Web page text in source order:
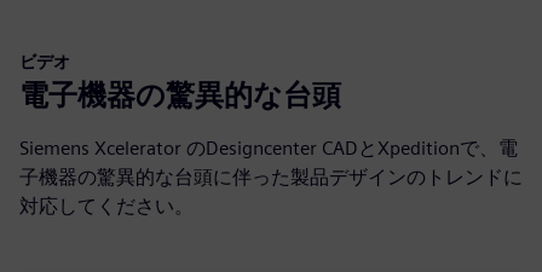
ビデオ
電子機器の驚異的な台頭
Siemens Xcelerator のDesigncenter CADとXpeditionで、電
子機器の驚異的な台頭に伴った製品デザインのトレンドに
対応してください。